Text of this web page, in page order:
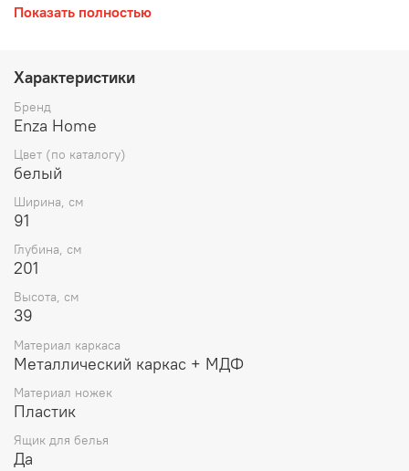
вещей, помогающее поддерживать порядок в спальне.
Прочная стальная рама – устойчива к нагрузкам и
деформации, гарантирует долгий срок службы.
Современный дизайн – доступно в различных цветах и
обивках (ткань, кожа), чтобы идеально дополнить
Показать полностью
Характеристики
Бренд
Enza Home
Цвет (по каталогу)
белый
Ширина, см
91
Глубина, см
201
Высота, см
39
Материал каркаса
Металлический каркас + МДФ
Материал ножек
Пластик
Ящик для белья
Да